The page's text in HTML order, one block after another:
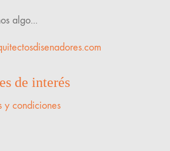
algo...
de interés
y condiciones